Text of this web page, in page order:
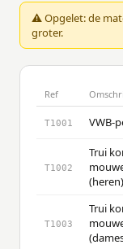
⚠ Opgelet: de
groter.
Ref
T1001 VWB-
T1002
Trui
(heren)
T1003
Trui